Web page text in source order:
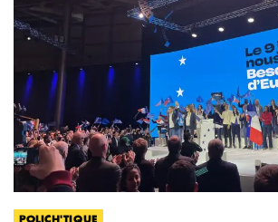
POLICH'TIQUE